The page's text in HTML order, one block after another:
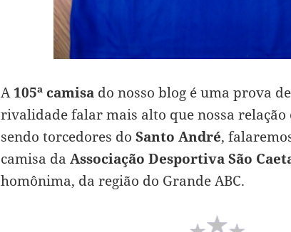
A105ª camisa do nosso blog é uma prova
rivalidade falar mais alto que nossa relação
sendo torcedores do Santo André,
camisa da Associação Desportiva São
homônima, da região do Grande ABC.